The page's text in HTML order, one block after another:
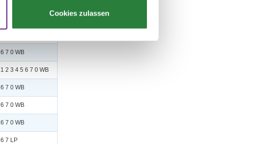
Cookies zulassen
6 7 0 WB
1 2 3 4 5 6 7 0 WB
6 7 0 WB
6 7 0 WB
6 7 0 WB
6 7 LP